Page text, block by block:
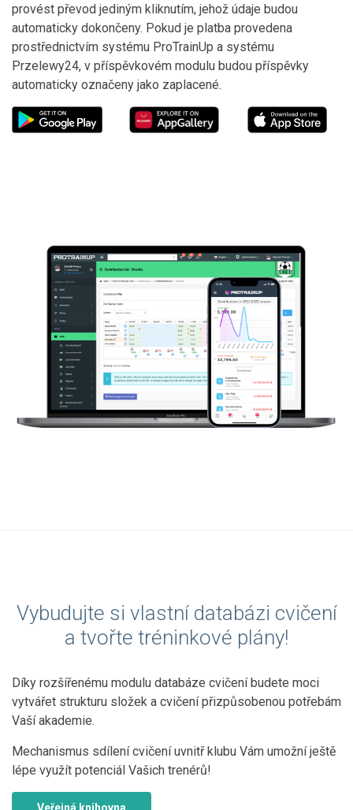
provést převod jediným kliknutím, jehož údaje budou
automaticky dokončeny. Pokud je platba provedena
prostřednictvím systému ProTrainUp a systému
Przelewy24, v příspěvkovém modulu budou příspěvky
automaticky označeny jako zaplacené.
Vybudujte si vlastní databázi cvičení
a tvořte tréninkové plány!
Díky rozšířenému modulu databáze cvičení budete moci
vytvářet strukturu složek a cvičení přizpůsobenou potřebám
Vaší akademie.
Mechanismus sdílení cvičení uvnitř klubu Vám umožní ještě
lépe využít potenciál Vašich trenérů!
Veřejná knihovna